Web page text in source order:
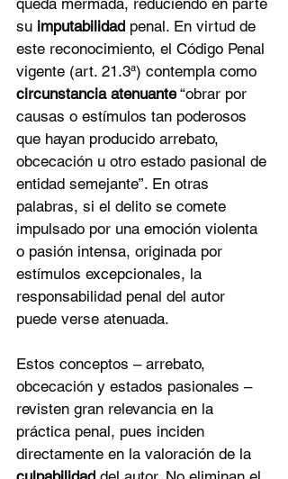
queda mermada, reduciendo en parte
su imputabilidad penal. En virtud de
este reconocimiento, el Código Penal
vigente (art. 21.3ª) contempla como
circunstancia atenuante “obrar por
causas o estímulos tan poderosos
que hayan producido arrebato,
obcecación u otro estado pasional de
entidad semejante”. En otras
palabras, si el delito se comete
impulsado por una emoción violenta
o pasión intensa, originada por
estímulos excepcionales, la
responsabilidad penal del autor
puede verse atenuada.
Estos conceptos – arrebato,
obcecación y estados pasionales –
revisten gran relevancia en la
práctica penal, pues inciden
directamente en la valoración de la